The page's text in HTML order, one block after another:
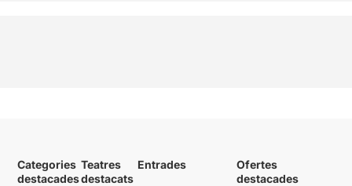
Categories
destacades
Teatres
destacats
Entrades
Ofertes
destacades